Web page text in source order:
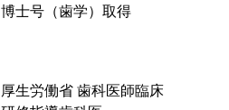
博士号（歯学）取得
厚生労働省 歯科医師臨床